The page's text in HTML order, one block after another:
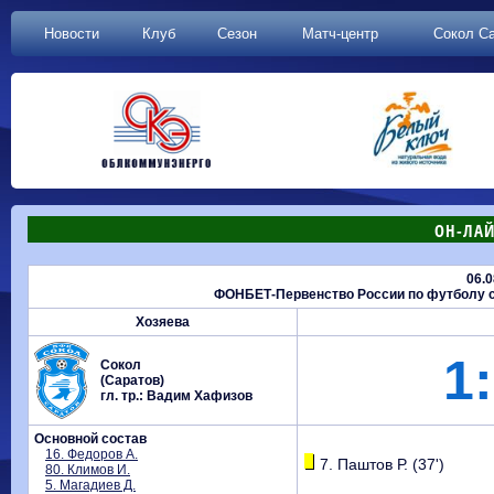
Новости Клуб Сезон Матч-центр Сокол
ОН-
ФОНБЕТ-Первенство России по футболу
Хозяева
Сокол
(Саратов)
гл. тр.: Вадим Хафизов
Основной состав
16. Федоров А.
80. Климов И.
5. Магадиев Д.
7. Паштов Р. (37')